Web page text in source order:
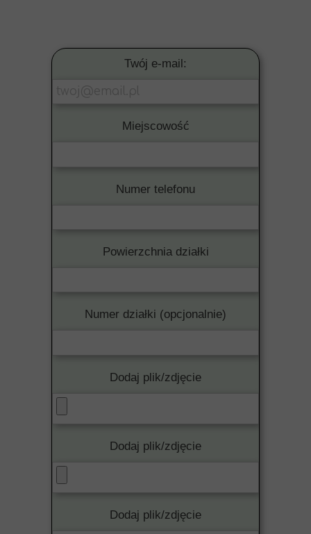
Twój e-mail:
Miejscowość
Numer telefonu
Powierzchnia działki
Numer działki (opcjonalnie)
Dodaj plik/zdjęcie
Dodaj plik/zdjęcie
Dodaj plik/zdjęcie